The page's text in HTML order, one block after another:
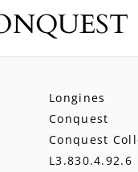
Longines
Conquest
Conquest
L3.830.4.92.6